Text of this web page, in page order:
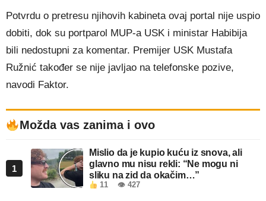
Potvrdu o pretresu njihovih kabineta ovaj portal nije uspio
dobiti, dok su portparol MUP-a USK i ministar Habibija
bili nedostupni za komentar. Premijer USK Mustafa
Ružnić također se nije javljao na telefonske pozive,
navodi Faktor.
Možda vas zanima i ovo
1
Mislio da je kupio kuću iz snova, ali
glavno mu nisu rekli: “Ne mogu ni
sliku na zid da okačim…”
11 👁 427